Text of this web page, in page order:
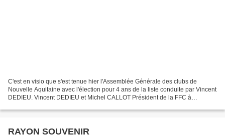
C'est en visio que s'est tenue hier l'Assemblée Générale des clubs de
Nouvelle Aquitaine avec l'élection pour 4 ans de la liste conduite par Vincent
DEDIEU. Vincent DEDIEU et Michel CALLOT Président de la FFC à
RAYON SOUVENIR